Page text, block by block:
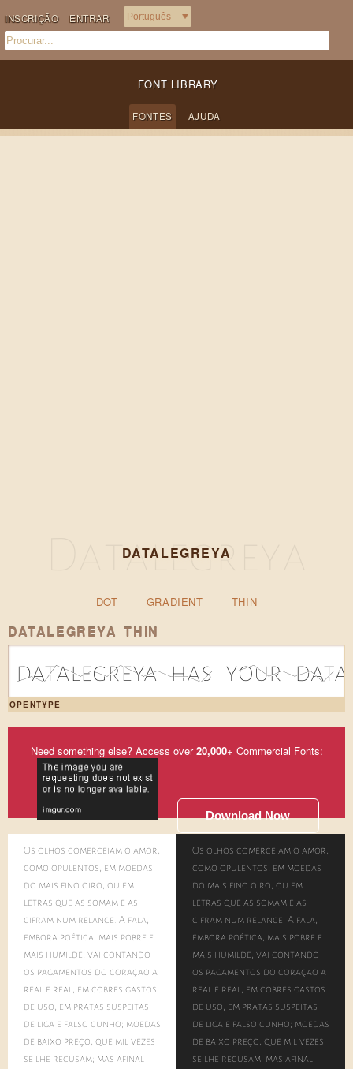
INSCRIÇÃO ENTRAR
FONT LIBRARY
FONTES AJUDA
DATALEGREYA
DOT GRADIENT THIN
DATALEGREYA THIN
d|1a|0t|3a|2l|1e|2g|1r|3e|2y|1a|2 |1h|1a|0s|2 |2y|2o|3u|1r|2 |1d|2a|0t|2a|2
OPENTYPE
Need something else? Access over20,000+ Commercial Fonts:
Download Now
Os olhos comerceiam o amor,
como opulentos, em moedas
do mais fino oiro, ou em
letras que as somam e as
cifram num relance. A fala,
embora poética, mais pobre e
mais humilde, vai contando
os pagamentos do coração a
real e real, em cobres gastos
de uso, em pratas suspeitas
de liga e falso cunho; moedas
de baixo preço, que mil vezes
se lhe recusam; mas afinal
Os olhos comerceiam o amor,
como opulentos, em moedas
do mais fino oiro, ou em
letras que as somam e as
cifram num relance. A fala,
embora poética, mais pobre e
mais humilde, vai contando
os pagamentos do coração a
real e real, em cobres gastos
de uso, em pratas suspeitas
de liga e falso cunho; moedas
de baixo preço, que mil vezes
se lhe recusam; mas afinal